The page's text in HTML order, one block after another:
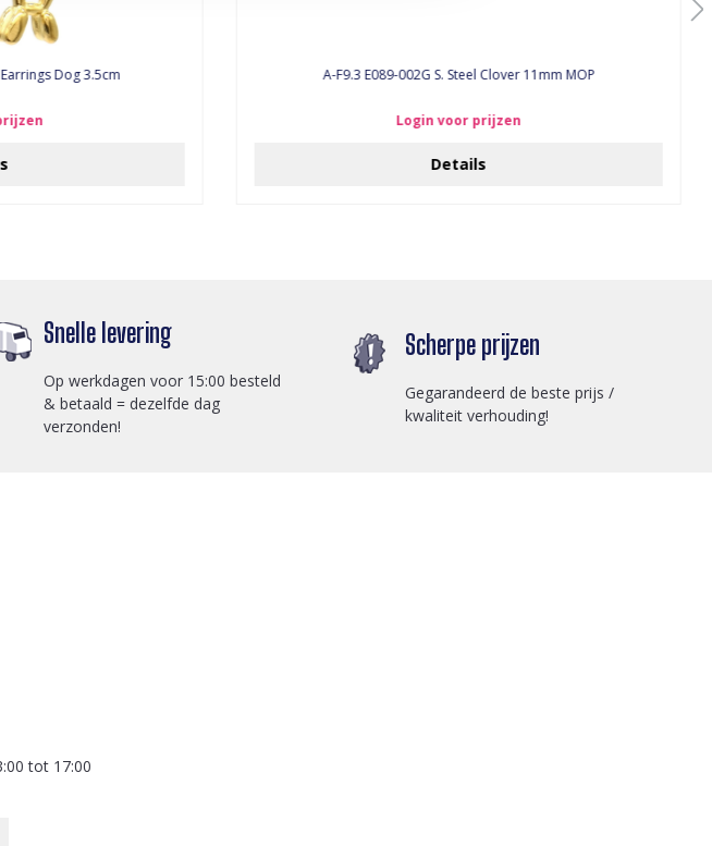
Dog 3.5cm A-F9.3 E089-002G S. Steel Clover 11mm MOP
Login voor prijzen
Details
Snelle levering
Op werkdagen voor 15:00 besteld
& betaald = dezelfde dag
verzonden!
Scherpe prijzen
Gegarandeerd de beste prijs /
kwaliteit verhouding!
tot 17:00